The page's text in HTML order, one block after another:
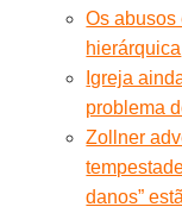
Os abusos
hierárquica
Igreja
problema
Zollner
danos”